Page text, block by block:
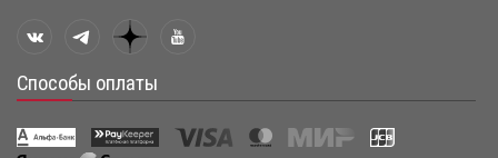
Способы оплаты